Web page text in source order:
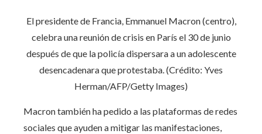
El presidente de Francia, Emmanuel Macron (centro),
celebra una reunión de crisis en París el 30 de junio
después de que la policía dispersara a un adolescente
desencadenara que protestaba. (Crédito: Yves
Herman/AFP/Getty Images)
Macron también ha pedido a las plataformas de redes
sociales que ayuden a mitigar las manifestaciones,